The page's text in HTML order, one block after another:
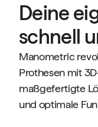
Deine
schnell
Manometric
Prothesen mit
maßgefertigte
und optimale